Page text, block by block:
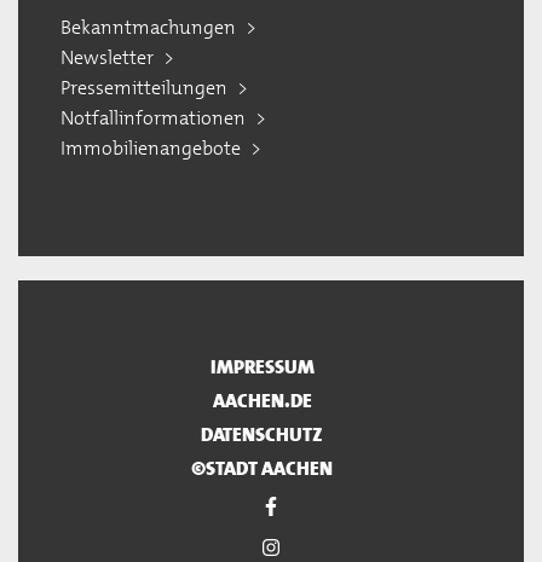
Bekanntmachungen
Newsletter
Pressemitteilungen
Notfallinformationen
Immobilienangebote
IMPRESSUM
AACHEN.DE
DATENSCHUTZ
©STADT AACHEN